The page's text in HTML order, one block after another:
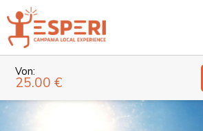
Von:
25.00 €